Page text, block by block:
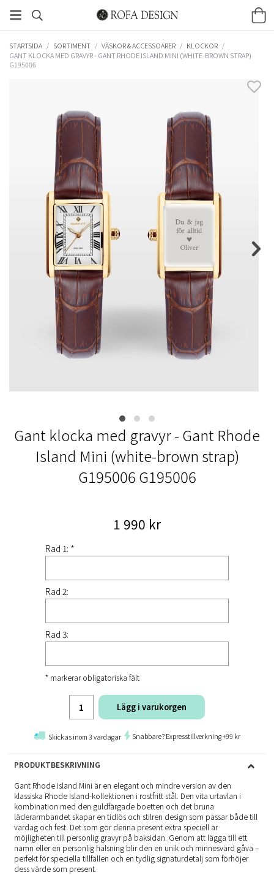
STARTSIDA / SORTIMENT / VÄSKOR & ACCESSOARER / KLOCKOR /
GANT KLOCKA MED GRAVYR - GANT RHODE ISLAND MINI (WHITE-BROWN STRAP)
G195006
Gant klocka med gravyr - Gant Rhode
Island Mini (white-brown strap)
G195006 G195006
1 990 kr
Rad 1: *
Rad 2:
Rad 3:
* markerar obligatoriska fält
Lägg i varukorgen
Skickas inom 3 vardagar Snabbare? Expresstillverkning +99 kr
PRODUKTBESKRIVNING
Gant Rhode Island Mini är en elegant och mindre version av den
klassiska Rhode Island-kollektionen i rostfritt stål. Den vita urtavlan i
kombination med den guldfärgade boetten och det bruna
läderarmbandet skapar en tidlös och stilren design som passar både till
vardag och fest. Det som gör denna present extra speciell är
möjligheten till personlig gravyr på baksidan. Genom att lägga till ett
namn eller en personlig hälsning blir den en unik och minnesvärd gåva –
perfekt för speciella tillfällen och en tydlig signaturdetalj som förhöjer
dess värde som present.